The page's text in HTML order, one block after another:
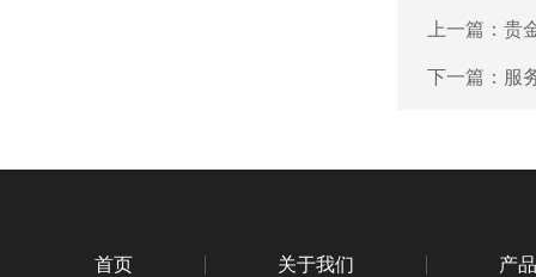
上一篇： 贵
下一篇： 服
首页 关于我们 产